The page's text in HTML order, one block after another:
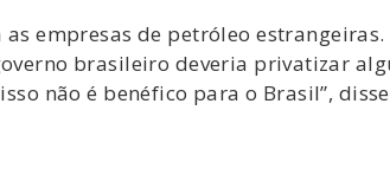
empresas de petróleo
brasileiro deveria privatizar
não é benéfico para o Brasil”,